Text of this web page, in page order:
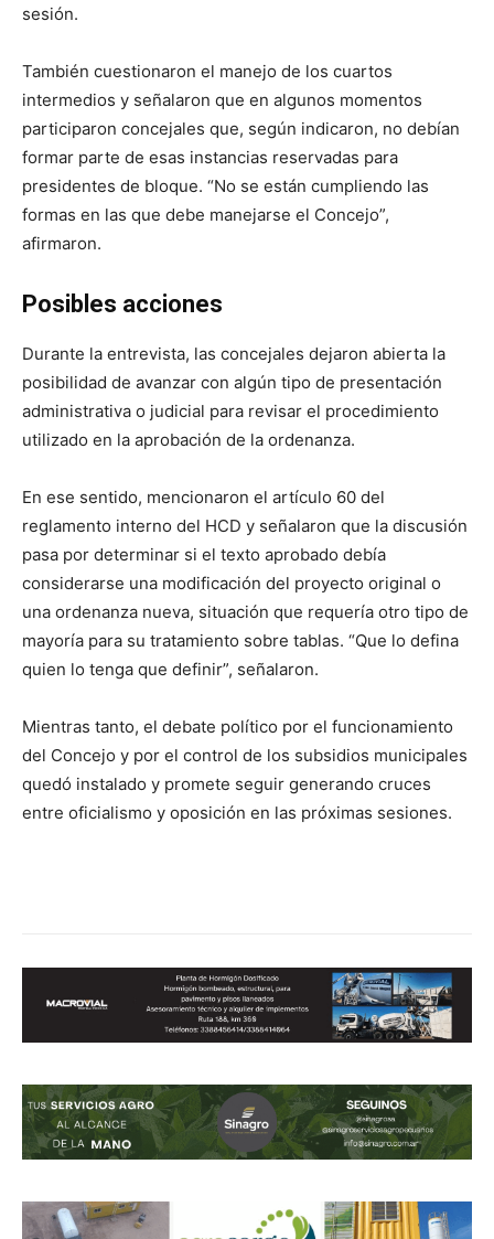
sesión.
También cuestionaron el manejo de los cuartos
intermedios y señalaron que en algunos momentos
participaron concejales que, según indicaron, no debían
formar parte de esas instancias reservadas para
presidentes de bloque. “No se están cumpliendo las
formas en las que debe manejarse el Concejo”,
afirmaron.
Posibles acciones
Durante la entrevista, las concejales dejaron abierta la
posibilidad de avanzar con algún tipo de presentación
administrativa o judicial para revisar el procedimiento
utilizado en la aprobación de la ordenanza.
En ese sentido, mencionaron el artículo 60 del
reglamento interno del HCD y señalaron que la discusión
pasa por determinar si el texto aprobado debía
considerarse una modificación del proyecto original o
una ordenanza nueva, situación que requería otro tipo de
mayoría para su tratamiento sobre tablas. “Que lo defina
quien lo tenga que definir”, señalaron.
Mientras tanto, el debate político por el funcionamiento
del Concejo y por el control de los subsidios municipales
quedó instalado y promete seguir generando cruces
entre oficialismo y oposición en las próximas sesiones.